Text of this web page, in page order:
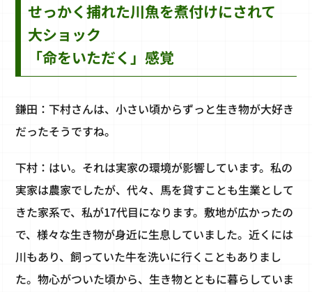
せっかく捕れた川魚を煮付けにされて
大ショック
「命をいただく」感覚
鎌田：下村さんは、小さい頃からずっと生き物が大好き
だったそうですね。
下村：はい。それは実家の環境が影響しています。私の
実家は農家でしたが、代々、馬を貸すことも生業として
きた家系で、私が17代目になります。敷地が広かったの
で、様々な生き物が身近に生息していました。近くには
川もあり、飼っていた牛を洗いに行くこともありまし
た。物心がついた頃から、生き物とともに暮らしていま